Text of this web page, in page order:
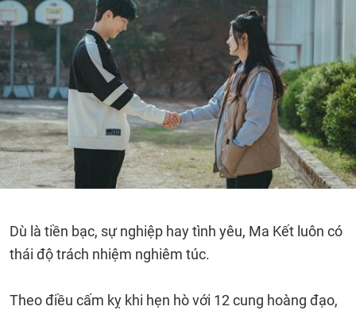
Dù là tiền bạc, sự nghiệp hay tình yêu, Ma Kết luôn có
thái độ trách nhiệm nghiêm túc.
Theo điều cấm kỵ khi hẹn hò với 12 cung hoàng đạo,